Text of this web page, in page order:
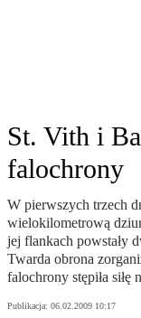
St. Vith i
falochrony
W pierwszych trzech
wielokilometrową
jej flankach powstały
Twarda obrona
falochrony stępiła siłę
Publikacja: 06.02.2009 10:17